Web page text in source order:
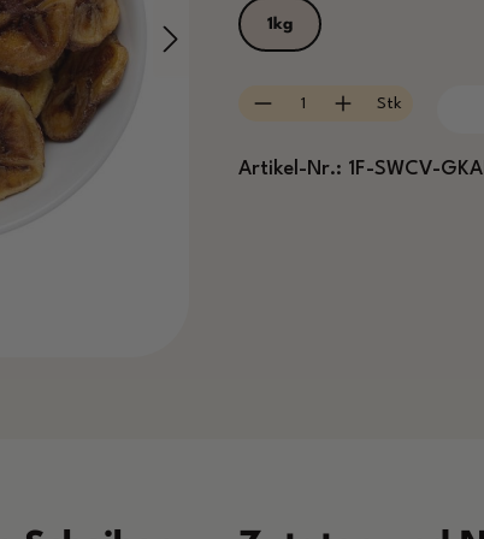
1kg
Produkt Anzahl:
Stk
Artikel-Nr.: 1F-SWCV-